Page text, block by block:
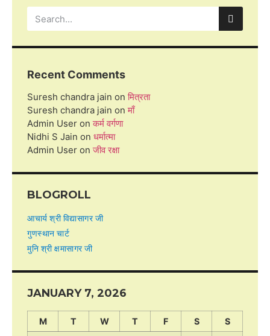
Recent Comments
Suresh chandra jain onमित्रता
Suresh chandra jain onमाँ
Admin User onकर्म वर्गणा
Nidhi S Jain on धर्मात्मा
Admin User onजीव रक्षा
BLOGROLL
आचार्य श्री विद्यासागर जी
गुणस्थान चार्ट
मुनि श्री क्षमासागर जी
JANUARY 7, 2026
M T W T F S
S